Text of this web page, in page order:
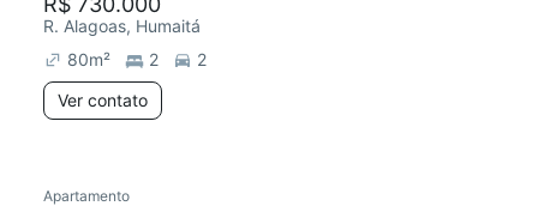
R. Alagoas, Humaitá
80m² 2
2
Ver contato
Apartamento